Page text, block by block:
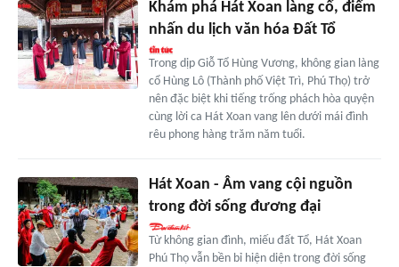
Khám phá Hát Xoan làng cổ, điểm
nhấn du lịch văn hóa Đất Tổ
Trong dịp Giỗ Tổ Hùng Vương, không gian làng
cổ Hùng Lô (Thành phố Việt Trì, Phú Thọ) trở
nên đặc biệt khi tiếng trống phách hòa quyện
cùng lời ca Hát Xoan vang lên dưới mái đình
rêu phong hàng trăm năm tuổi.
Hát Xoan - Âm vang cội nguồn
trong đời sống đương đại
Từ không gian đình, miếu đất Tổ, Hát Xoan
Phú Thọ vẫn bền bỉ hiện diện trong đời sống